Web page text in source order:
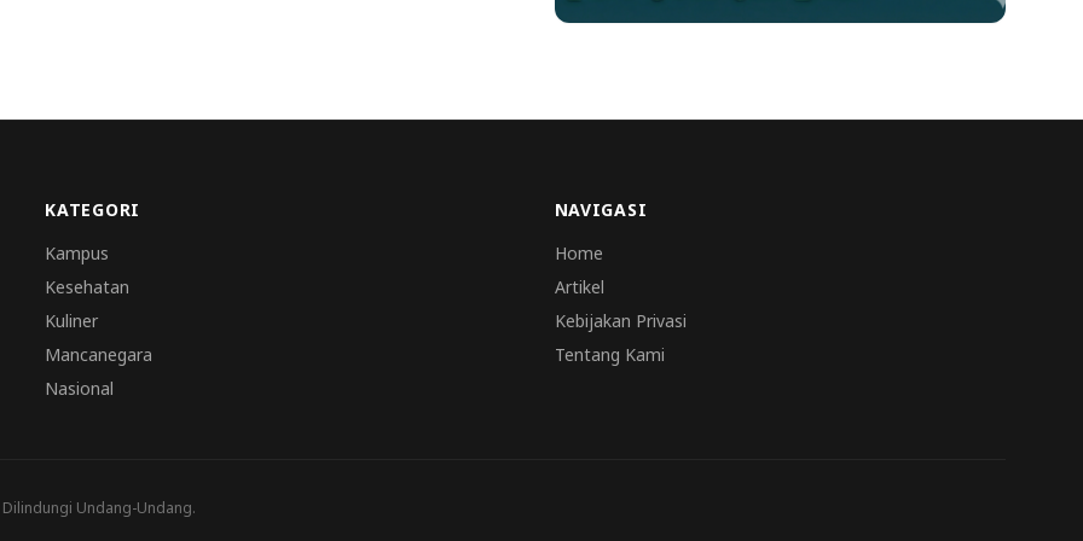
KATEGORI
Kampus
Kesehatan
Kuliner
Mancanegara
Nasional
NAVIGASI
Home
Artikel
Kebijakan Privasi
Tentang Kami
Undang-Undang.